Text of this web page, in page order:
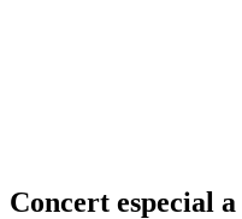
Concert especial